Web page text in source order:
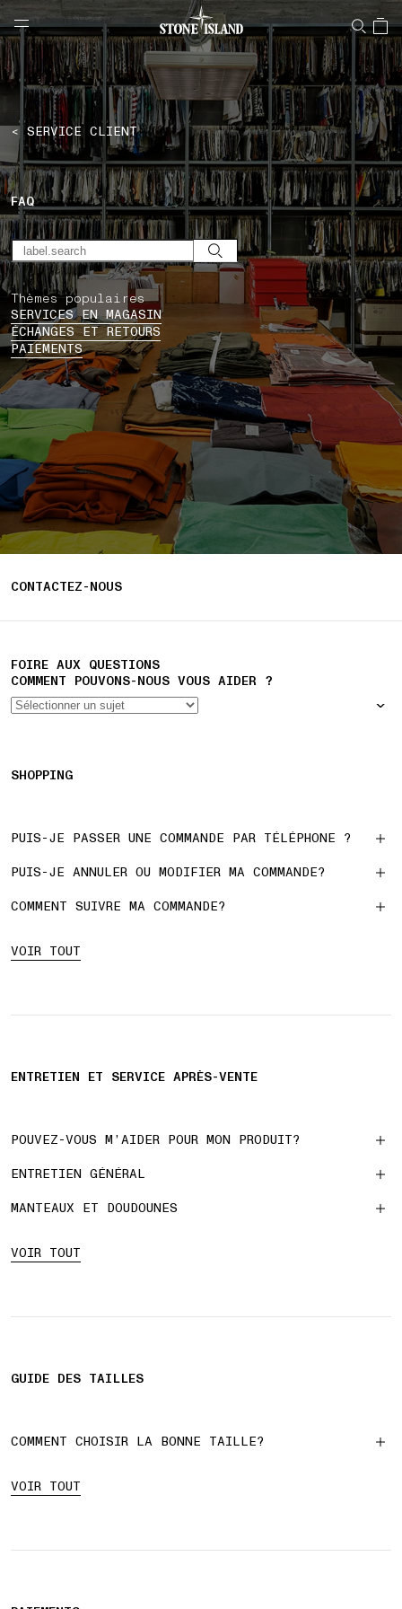
NAVIGATION.ARIA.GOTOMAINCONTENT
LABEL.SHOPPINGCOUNTRY SUISSE
< SERVICE CLIENT
FAQ
Thèmes populaires
SERVICES EN MAGASIN
ÉCHANGES ET RETOURS
PAIEMENTS
CONTACTEZ-NOUS
FOIRE AUX QUESTIONS
COMMENT POUVONS-NOUS VOUS AIDER ?
SHOPPING
PUIS-JE PASSER UNE COMMANDE PAR TÉLÉPHONE ?
PUIS-JE ANNULER OU MODIFIER MA COMMANDE?
COMMENT SUIVRE MA COMMANDE?
VOIR TOUT
ENTRETIEN ET SERVICE APRÈS-VENTE
POUVEZ-VOUS M’AIDER POUR MON PRODUIT?
ENTRETIEN GÉNÉRAL
MANTEAUX ET DOUDOUNES
VOIR TOUT
GUIDE DES TAILLES
COMMENT CHOISIR LA BONNE TAILLE?
VOIR TOUT